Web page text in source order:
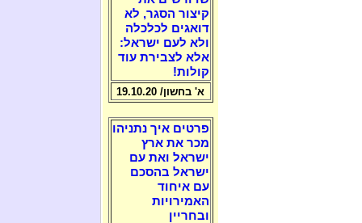
קיצור הסגר, לא
דואגים לכלכלה
ולא לעם ישראל:
אלא לצבירת עוד
קולות!
א' בחשון/ 19.10.20
פרטים איך נתניהו
מכר את ארץ
ישראל ואת עם
ישראל בהסכם
עם איחוד
האמירויות
ובחריין